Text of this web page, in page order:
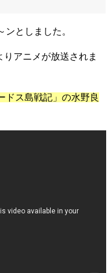
としました。
アニメが放送されま
ドス島戦記」の水野良